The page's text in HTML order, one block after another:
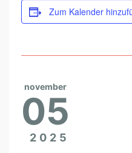
N
E
T
E
R
N
Zum Kalender
november
05
2025